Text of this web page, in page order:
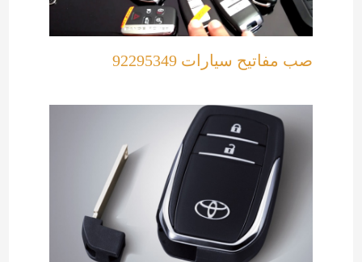
صب مفاتيح سيارات 92295349